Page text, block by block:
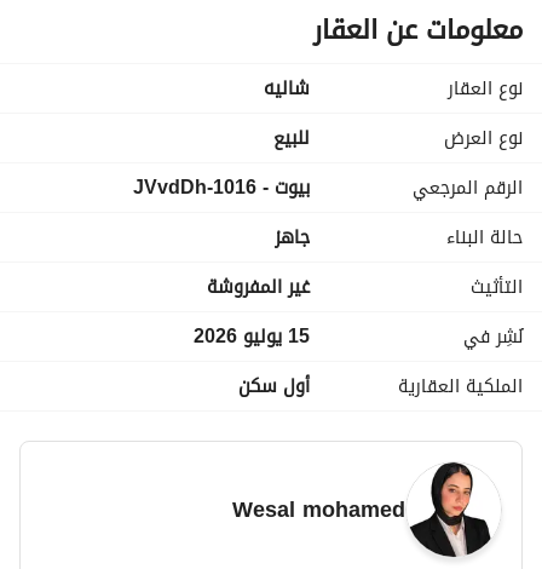
مقدم : 650 الف
تقسيط علي 4 سنين
اجمالي السعر :13,000,000
للتواصل فون + واتساب :
عرض معلومات الاتصال
معلومات عن العقار
نوع العقار
شاليه
نوع العرض
للبيع
الرقم المرجعي
بيوت - 1016-JVvdDh
حالة البناء
جاهز
التأثيث
غير المفروشة
نُشِر في
15 يوليو 2026
الملكية العقارية
أول سكن
Wesal mohamed